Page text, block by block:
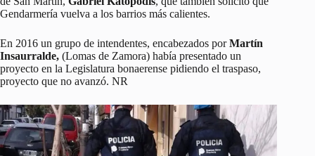
Gendarmería vuelva a los barrios más calientes.
En 2016 un grupo de intendentes, encabezados porMartín
Insaurralde, (Lomas de Zamora) había presentado un
proyecto en la Legislatura bonaerense pidiendo el traspaso,
proyecto que no avanzó. NR